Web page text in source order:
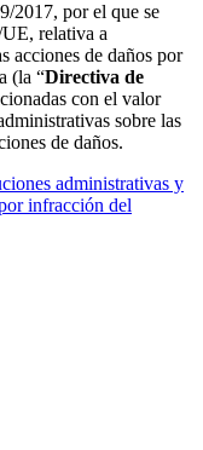
2017, por el que se
relativa a
acciones de daños por
(la “Directiva de
con el valor
sobre las
de daños.
administrativas y
infracción del